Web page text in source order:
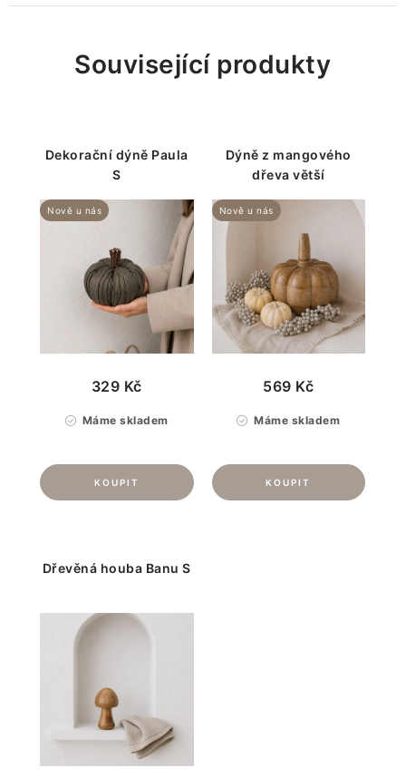
Související produkty
Dekorační dýně Paula
S
Nově u nás
Máme skladem
329 Kč
Dýně z mangového
dřeva větší
Nově u nás
Máme skladem
569 Kč
Dřevěná houba Banu S